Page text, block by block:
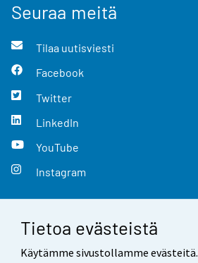
Tietoa evästeistä
Käytämme sivustollamme evästeitä.
Seuraa meitä
Tilaa uutisviesti
Facebook
Twitter
LinkedIn
YouTube
Instagram
Yhteystiedot
Palaute